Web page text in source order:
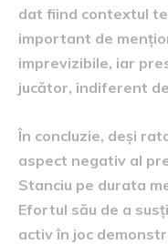
dat fiind contextul
important de
imprevizibile, iar
jucător, indiferent
În concluzie, deși
aspect negativ al
Stanciu pe durata
Efortul său de a
activ în joc